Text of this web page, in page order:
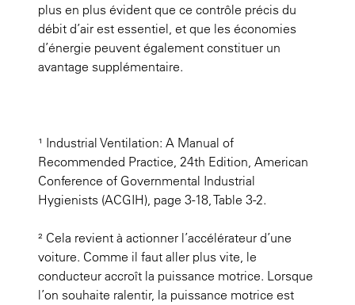
plus en plus évident que ce contrôle précis du
débit d’air est essentiel, et que les économies
d’énergie peuvent également constituer un
avantage supplémentaire.
¹ Industrial Ventilation: A Manual of
Recommended Practice, 24th Edition, American
Conference of Governmental Industrial
Hygienists (ACGIH), page 3-18, Table 3-2.
² Cela revient à actionner l’accélérateur d’une
voiture. Comme il faut aller plus vite, le
conducteur accroît la puissance motrice. Lorsque
l’on souhaite ralentir, la puissance motrice est